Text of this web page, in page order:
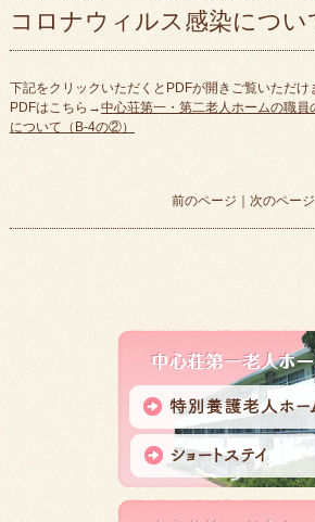
コロナウィルス感染につい
下記をクリックいただくとPDFが開きご覧いただけ
PDFはこちら→中心荘第一・第二老人ホームの職
について（B-4の②）
前のページ ｜ 次のページ